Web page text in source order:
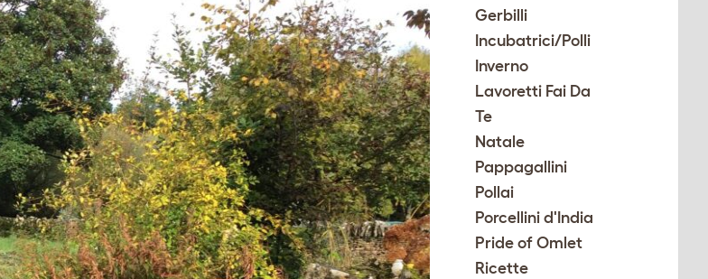
Gerbilli
Incubatrici/Polli
Inverno
Lavoretti Fai Da
Te
Natale
Pappagallini
Pollai
Porcellini d'India
Pride of Omlet
Ricette